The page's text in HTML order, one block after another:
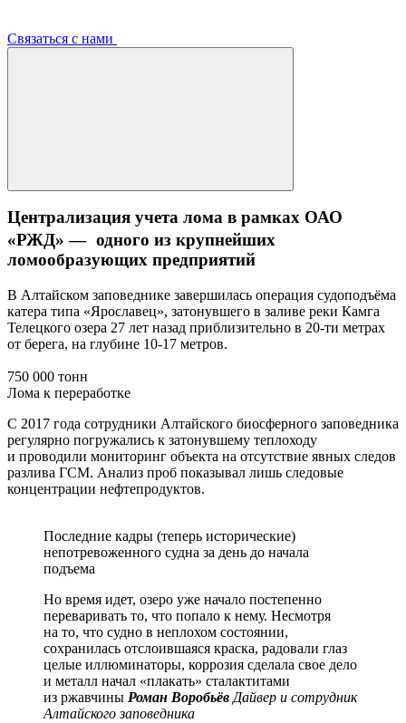
Связаться с нами
Централизация учета лома в рамках ОАО
«РЖД» — одного из крупнейших
ломообразующих предприятий
В Алтайском заповеднике завершилась операция судоподъёма
катера типа «Ярославец», затонувшего в заливе реки Камга
Телецкого озера 27 лет назад приблизительно в 20-ти метрах
от берега, на глубине 10-17 метров.
750 000 тонн
Лома к переработке
С 2017 года сотрудники Алтайского биосферного заповедника
регулярно погружались к затонувшему теплоходу
и проводили мониторинг объекта на отсутствие явных следов
разлива ГСМ. Анализ проб показывал лишь следовые
концентрации нефтепродуктов.
Последние кадры (теперь исторические)
непотревоженного судна за день до начала
подъема
Но время идет, озеро уже начало постепенно
переваривать то, что попало к нему. Несмотря
на то, что судно в неплохом состоянии,
сохранилась отслоившаяся краска, радовали глаз
целые иллюминаторы, коррозия сделала свое дело
и металл начал «плакать» сталактитами
из ржавчины Роман Воробьёв Дайвер и сотрудник
Алтайского заповедника